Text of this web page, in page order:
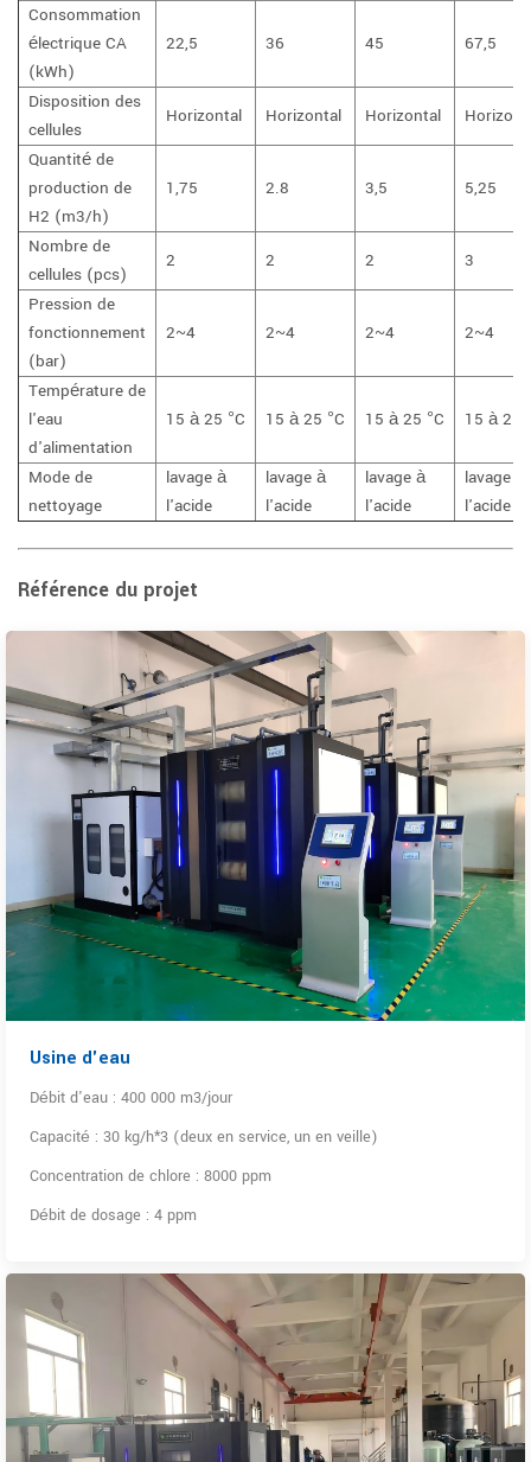
Consommation
électrique CA
(kWh)
22,5 36 45 67,5
Disposition des
cellules
Horizontal Horizontal Horizontal
Quantité de
production de
H2 (m3/h)
1,75 2.8 3,5 5,25
Nombre de
cellules (pcs)
2 2 2
3
Pression de
fonctionnement
(bar)
2~4 2~4 2~4 2~4
Température de
l'eau
d'alimentation
15 à 25 °C 15 à 25 °C 15 à 25 °C 15 à 25
Mode de
nettoyage
lavage à
l'acide
lavage à
l'acide
lavage à
l'acide
lavage à
l'acide
Référence du projet
Usine d'eau
Débit d'eau : 400 000 m3/jour
Capacité : 30 kg/h*3 (deux en service, un en veille)
Concentration de chlore : 8000 ppm
Débit de dosage : 4 ppm